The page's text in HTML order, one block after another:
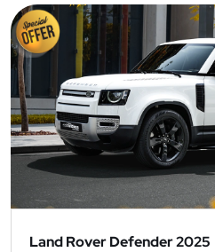
Land Rover Defender 2025